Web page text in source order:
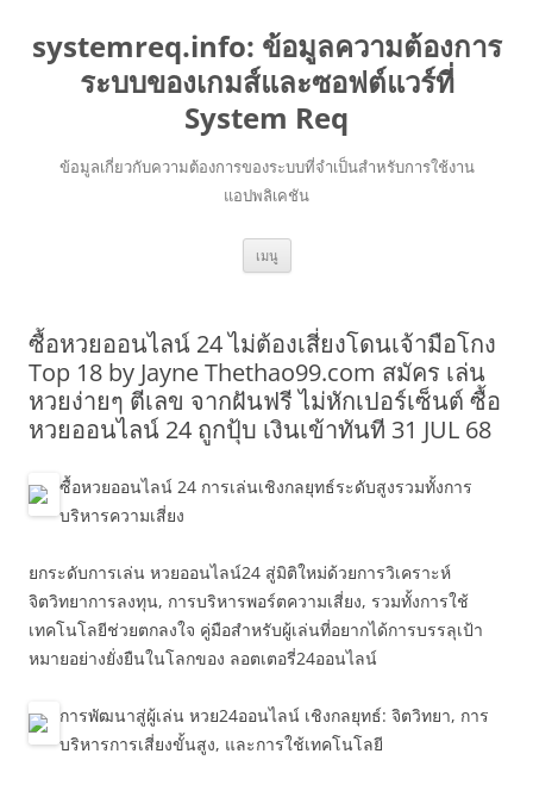
systemreq.info: ข้อมูลความต้องการ
ระบบของเกมส์และซอฟต์แวร์ที่
System Req
ข้อมูลเกี่ยวกับความต้องการของระบบที่จำเป็นสำหรับการใช้งาน
แอปพลิเคชัน
เมนู ข้าม
ยัง
ซื้อหวยออนไลน์ 24 ไม่ต้องเสี่ยงโดนเจ้ามือโกง
Top 18 by Jayne Thethao99.com สมัคร เล่น
หวยง่ายๆ ตีเลข จากฝันฟรี ไม่หักเปอร์เซ็นต์ ซื้อ
หวยออนไลน์ 24 ถูกปุ้บ เงินเข้าทันที 31 JUL 68
ซื้อหวยออนไลน์ 24 การเล่นเชิงกลยุทธ์ระดับสูงรวมทั้งการ
บริหารความเสี่ยง
ยกระดับการเล่น หวยออนไลน์24 สู่มิติใหม่ด้วยการวิเคราะห์
จิตวิทยาการลงทุน, การบริหารพอร์ตความเสี่ยง, รวมทั้งการใช้
เทคโนโลยีช่วยตกลงใจ คู่มือสำหรับผู้เล่นที่อยากได้การบรรลุเป้า
หมายอย่างยั่งยืนในโลกของ ลอตเตอรี่24ออนไลน์
การพัฒนาสู่ผู้เล่น หวย24ออนไลน์ เชิงกลยุทธ์: จิตวิทยา, การ
บริหารการเสี่ยงขั้นสูง, และการใช้เทคโนโลยี